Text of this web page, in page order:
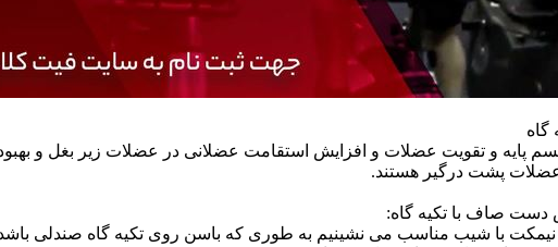
پایه و تقویت عضلات و افزایش استقامت عضلانی در عضلات زیر بغل و
پشت درگیر هستند.
صاف با تکیه گاه: